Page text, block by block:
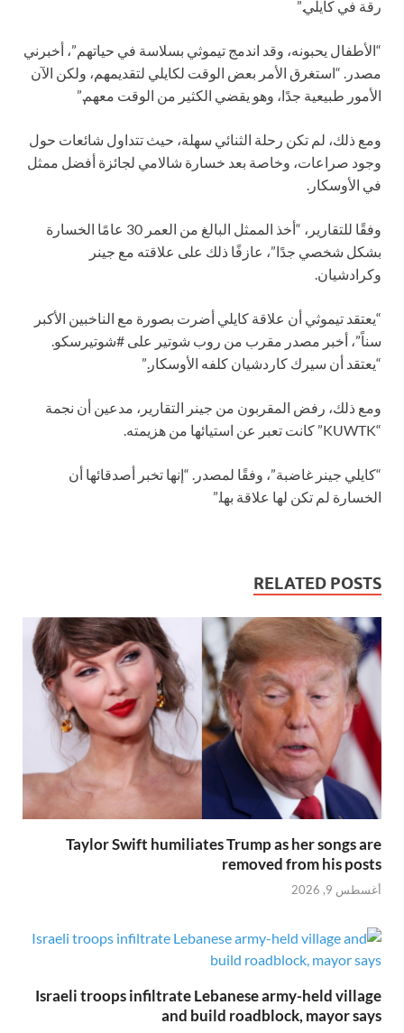
رقة في كايلي.”
“الأطفال يحبونه، وقد اندمج تيموثي بسلاسة في حياتهم”، أخبرني
مصدر. “استغرق الأمر بعض الوقت لكايلي لتقديمهم، ولكن الآن
الأمور طبيعية جدًا، وهو يقضي الكثير من الوقت معهم.”
ومع ذلك، لم تكن رحلة الثنائي سهلة، حيث تتداول شائعات حول
وجود صراعات، وخاصة بعد خسارة شالامي لجائزة أفضل ممثل
في الأوسكار.
وفقًا للتقارير، “أخذ الممثل البالغ من العمر 30 عامًا الخسارة
بشكل شخصي جدًا”، عازفًا ذلك على علاقته مع جينر
وكرادشيان.
“يعتقد تيموثي أن علاقة كايلي أضرت بصورة مع الناخبين الأكبر
سناً”، أخبر مصدر مقرب من روب شوتير على #شوتيرسكو.
“يعتقد أن سيرك كاردشيان كلفه الأوسكار.”
ومع ذلك، رفض المقربون من جينر التقارير، مدعين أن نجمة
“KUWTK” كانت تعبر عن استيائها من هزيمته.
“كايلي جينر غاضبة”، وفقًا لمصدر. “إنها تخبر أصدقائها أن
الخسارة لم تكن لها علاقة بها.”
RELATED POSTS
Taylor Swift humiliates Trump as her songs are
removed from his posts
أغسطس 9, 2026
Israeli troops infiltrate Lebanese army-held village
and build roadblock, mayor says